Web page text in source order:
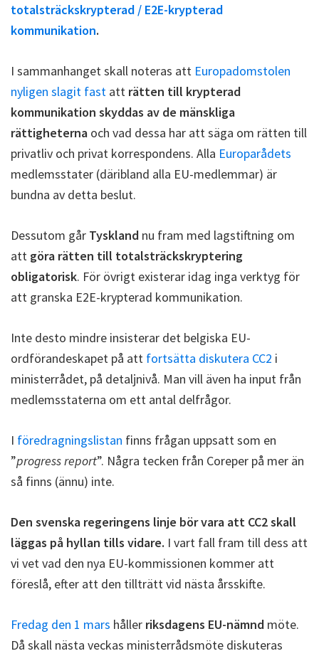
totalsträckskrypterad / E2E-krypterad
kommunikation.
I sammanhanget skall noteras att Europadomstolen
nyligen slagit fast att rätten till krypterad
kommunikation skyddas av de mänskliga
rättigheterna och vad dessa har att säga om rätten till
privatliv och privat korrespondens. Alla Europarådets
medlemsstater (däribland alla EU-medlemmar) är
bundna av detta beslut.
Dessutom går Tyskland nu fram med lagstiftning om
att göra rätten till totalsträckskryptering
obligatorisk. För övrigt existerar idag inga verktyg för
att granska E2E-krypterad kommunikation.
Inte desto mindre insisterar det belgiska EU-
ordförandeskapet på att fortsätta diskutera CC2 i
ministerrådet, på detaljnivå. Man vill även ha input från
medlemsstaterna om ett antal delfrågor.
I föredragningslistan finns frågan uppsatt som en
”progress report”. Några tecken från Coreper på mer än
så finns (ännu) inte.
Den svenska regeringens linje bör vara att CC2 skall
läggas på hyllan tills vidare. I vart fall fram till dess att
vi vet vad den nya EU-kommissionen kommer att
föreslå, efter att den tillträtt vid nästa årsskifte.
Fredag den 1 mars håller riksdagens EU-nämnd möte.
Då skall nästa veckas ministerrådsmöte diskuteras